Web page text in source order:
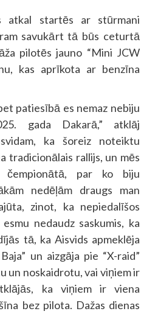
atkal startēs ar stūrmani
savukārt tā būs ceturtā
pilotēs jauno “Mini JCW
kas aprīkota ar benzīna
patiesībā es nemaz nebiju
gada Dakarā,” atklāj
ka šoreiz noteiktu
tradicionālais rallijs, un mēs
čempionātā, par ko biju
nedēļām draugs man
zinot, ka nepiedalīšos
nedaudz saskumis, ka
tā, ka Aisvids apmeklēja
un aizgāja pie “X-raid”
un noskaidrotu, vai viņiem ir
ka viņiem ir viena
bez pilota. Dažas dienas